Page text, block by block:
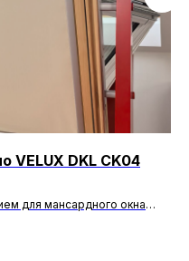
VELUX DKL CK04
для мансардного окна